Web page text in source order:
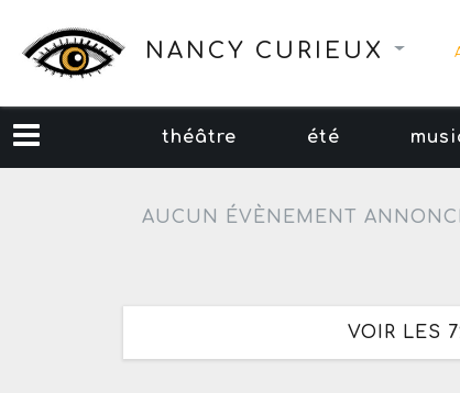
NANCY CURIEUX
théâtre été
AUCUN ÉVÈNEMENT
VOIR LES